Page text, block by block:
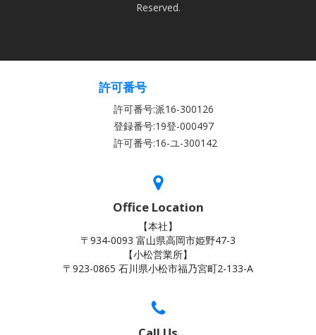
Reserved.
許可番号
許可番号:派16-300126
登録番号:19登-000497
許可番号:16-ユ-300142
Office Location
【本社】
〒934-0093 富山県高岡市姫野47-3
【小松営業所】
〒923-0865 石川県小松市福乃宮町2-133-A